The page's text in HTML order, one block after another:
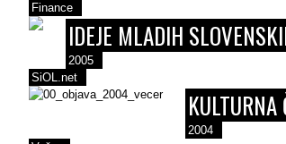
Finance
IDEJE MLADIH
2005
SiOL.net
2004